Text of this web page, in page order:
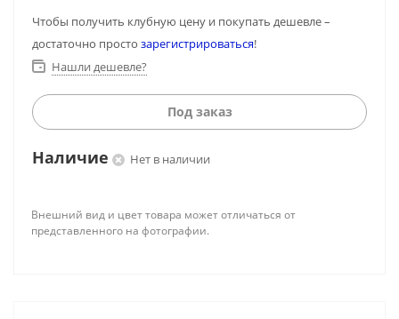
Чтобы получить клубную цену и покупать дешевле –
достаточно просто зарегистрироваться!
Нашли дешевле?
Под заказ
Наличие Нет в наличии
Внешний вид и цвет товара может отличаться от
представленного на фотографии.